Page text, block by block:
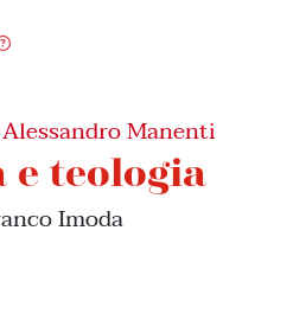
Alessandro Manenti
e teologia
Imoda